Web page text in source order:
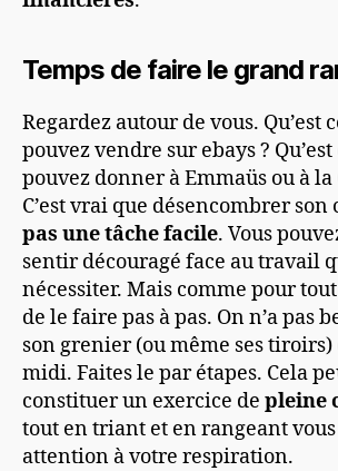
Temps de faire le grand
Regardez autour de vous. Qu’est
pouvez vendre sur ebays ?
pouvez donner à Emmaüs ou à la
C’est vrai que désencombrer son
pas une tâche facile. Vous
sentir découragé face au travail
nécessiter. Mais comme pour
de le faire pas à pas. On n’a pas
son grenier (ou même ses
midi. Faites le par étapes. Cela
constituer un exercice de pleine
tout en triant et en rangeant
attention à votre respiration.